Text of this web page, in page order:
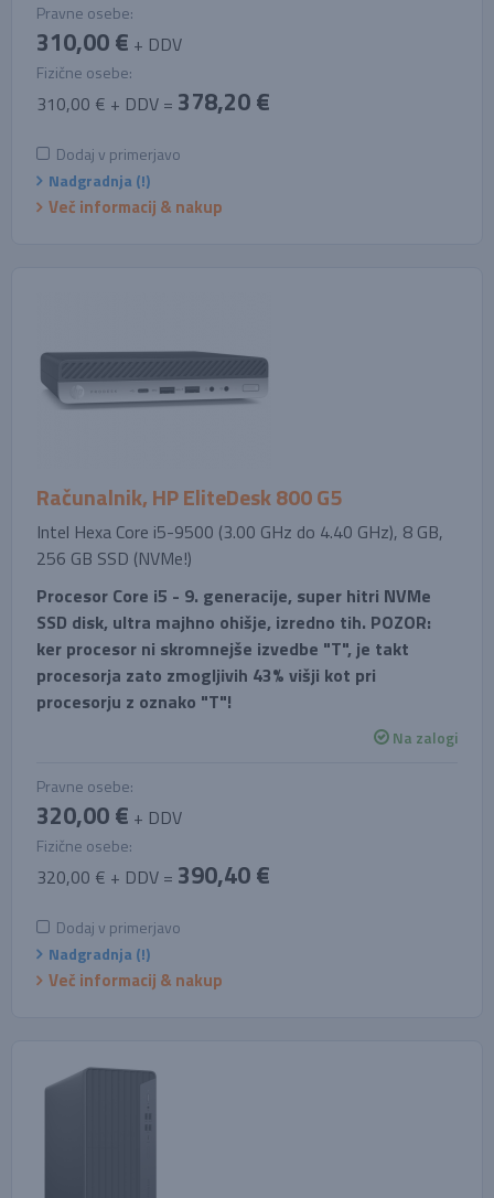
Pravne osebe:
310,00 € + DDV
Fizične osebe:
310,00 € + DDV = 378,20 €
Dodaj v primerjavo
Nadgradnja (!)
Več informacij & nakup
Računalnik, HP EliteDesk 800 G5
Intel Hexa Core i5-9500 (3.00 GHz do 4.40 GHz), 8 GB,
256 GB SSD (NVMe!)
Procesor Core i5 - 9. generacije, super hitri NVMe
SSD disk, ultra majhno ohišje, izredno tih. POZOR:
ker procesor ni skromnejše izvedbe "T", je takt
procesorja zato zmogljivih 43% višji kot pri
procesorju z oznako "T"!
Na zalogi
Pravne osebe:
320,00 € + DDV
Fizične osebe:
320,00 € + DDV = 390,40 €
Dodaj v primerjavo
Nadgradnja (!)
Več informacij & nakup